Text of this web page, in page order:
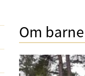
Om